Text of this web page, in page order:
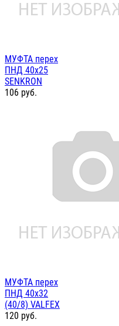
МУФТА перех
ПНД 40х25
SENKRON
106 руб.
МУФТА перех
ПНД 40х32
(40/8) VALFEX
120 руб.